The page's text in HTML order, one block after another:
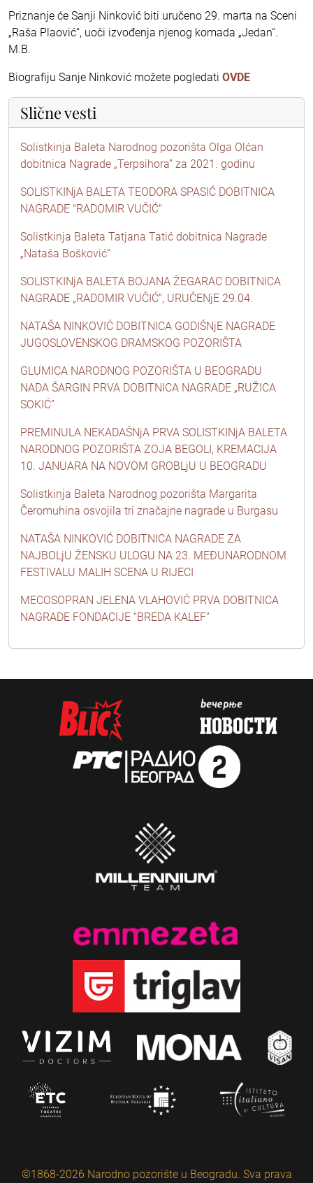
Priznanje će Sanji Ninković biti uručeno 29. marta na Sceni
„Raša Plaović“, uoči izvođenja njenog komada „Jedan“.
M.B.
Biografiju Sanje Ninković možete pogledati OVDE
Slične vesti
Solistkinja Baleta Narodnog pozorišta Olga Olćan
dobitnica Nagrade „Terpsihora” za 2021. godinu
SOLISTKINjA BALETA TEODORA SPASIĆ DOBITNICA
NAGRADE "RADOMIR VUČIĆ"
Solistkinja Baleta Tatjana Tatić dobitnica Nagrade
„Nataša Bošković“
SOLISTKINjA BALETA BOJANA ŽEGARAC DOBITNICA
NAGRADE „RADOMIR VUČIĆ“, URUČENjE 29.04.
NATAŠA NINKOVIĆ DOBITNICA GODIŠNjE NAGRADE
JUGOSLOVENSKOG DRAMSKOG POZORIŠTA
GLUMICA NARODNOG POZORIŠTA U BEOGRADU
NADA ŠARGIN PRVA DOBITNICA NAGRADE „RUŽICA
SOKIĆ”
PREMINULA NEKADAŠNjA PRVA SOLISTKINjA BALETA
NARODNOG POZORIŠTA ZOJA BEGOLI, KREMACIJA
10. JANUARA NA NOVOM GROBLjU U BEOGRADU
Solistkinja Baleta Narodnog pozorišta Margarita
Čeromuhina osvojila tri značajne nagrade u Burgasu
NATAŠA NINKOVIĆ DOBITNICA NAGRADE ZA
NAJBOLjU ŽENSKU ULOGU NA 23. MEĐUNARODNOM
FESTIVALU MALIH SCENA U RIJECI
MECOSOPRAN JELENA VLAHOVIĆ PRVA DOBITNICA
NAGRADE FONDACIJE “BREDA KALEF”
©1868-2026 Narodno pozorište u Beogradu. Sva prava